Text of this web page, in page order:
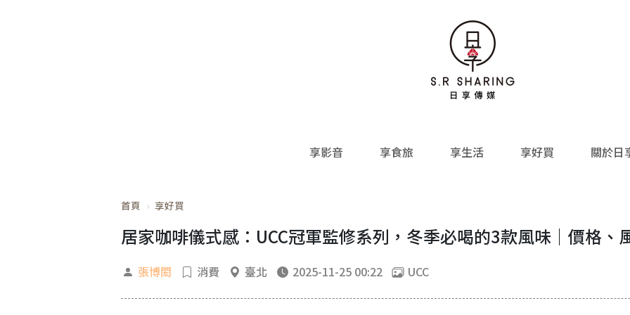
享影音 享食旅 享生活 享好買 關於日
首頁 享好買
居家咖啡儀式感：UCC冠軍監修系列，冬季必喝的3款風味｜價格、
張博閎 消費 臺北 2025-11-25 00:22 UCC